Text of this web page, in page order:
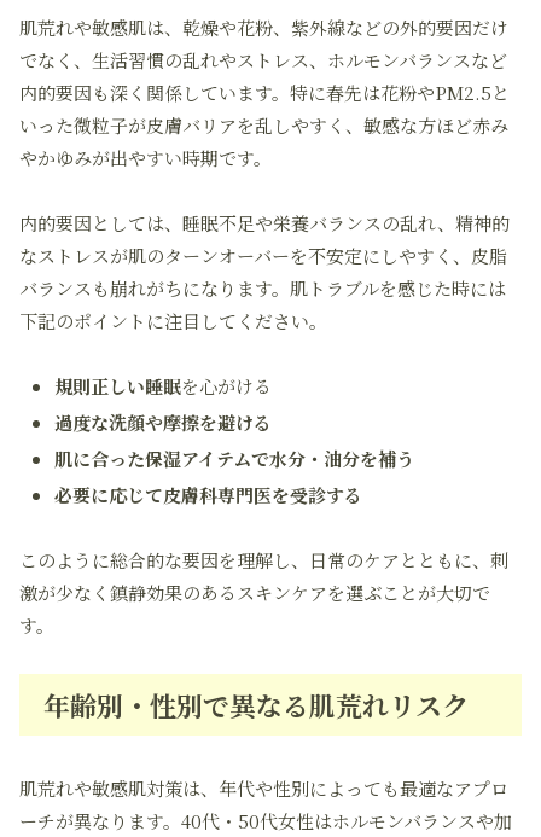
肌荒れや敏感肌は、乾燥や花粉、紫外線などの外的要因だけ
でなく、生活習慣の乱れやストレス、ホルモンバランスなど
内的要因も深く関係しています。特に春先は花粉やPM2.5と
いった微粒子が皮膚バリアを乱しやすく、敏感な方ほど赤み
やかゆみが出やすい時期です。
内的要因としては、睡眠不足や栄養バランスの乱れ、精神的
なストレスが肌のターンオーバーを不安定にしやすく、皮脂
バランスも崩れがちになります。肌トラブルを感じた時には
下記のポイントに注目してください。
規則正しい睡眠を心がける
過度な洗顔や摩擦を避ける
肌に合った保湿アイテムで水分・油分を補う
必要に応じて皮膚科専門医を受診する
このように総合的な要因を理解し、日常のケアとともに、刺
激が少なく鎮静効果のあるスキンケアを選ぶことが大切で
す。
年齢別・性別で異なる肌荒れリスク
肌荒れや敏感肌対策は、年代や性別によっても最適なアプロ
ーチが異なります。40代・50代女性はホルモンバランスや加